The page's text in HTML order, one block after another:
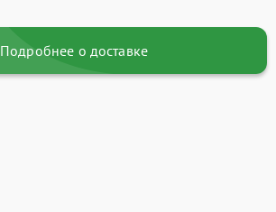
Подробнее о доставке